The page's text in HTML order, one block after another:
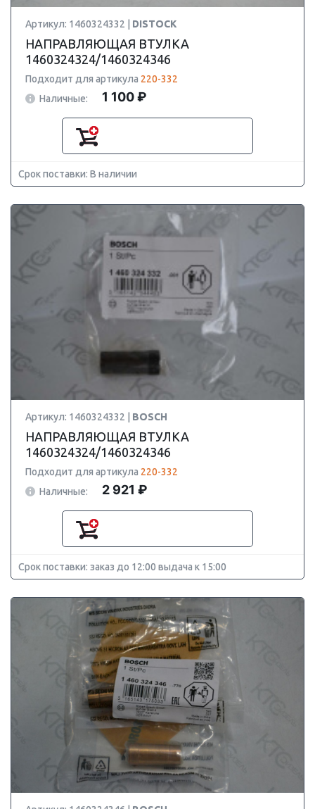
Артикул: 1460324332 | DISTOCK
НАПРАВЛЯЮЩАЯ ВТУЛКА
1460324324/1460324346
Подходит для артикула 220-332
Наличные:
1 100 ₽
Срок поставки: В наличии
Артикул: 1460324332 | BOSCH
НАПРАВЛЯЮЩАЯ ВТУЛКА
1460324324/1460324346
Подходит для артикула 220-332
Наличные:
2 921 ₽
Срок поставки: заказ до 12:00 выдача к 15:00